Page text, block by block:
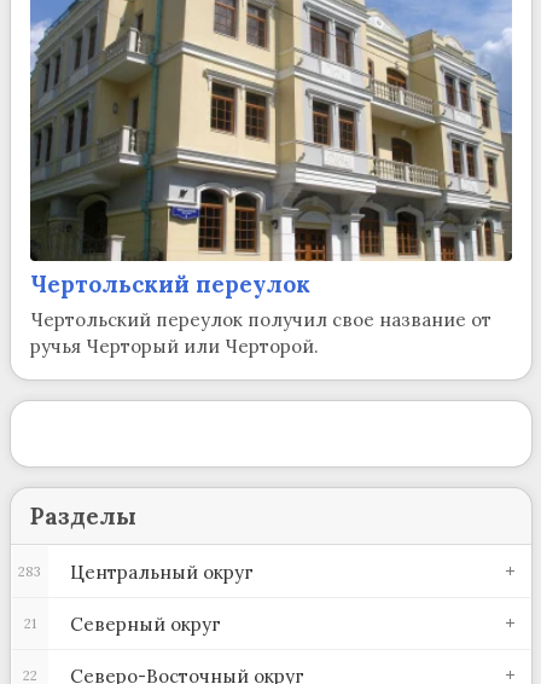
Чертольский переулок
Чертольский переулок получил свое название от
ручья Черторый или Черторой.
Разделы
Центральный округ
283
Северный округ
21
Северо-Восточный округ
22